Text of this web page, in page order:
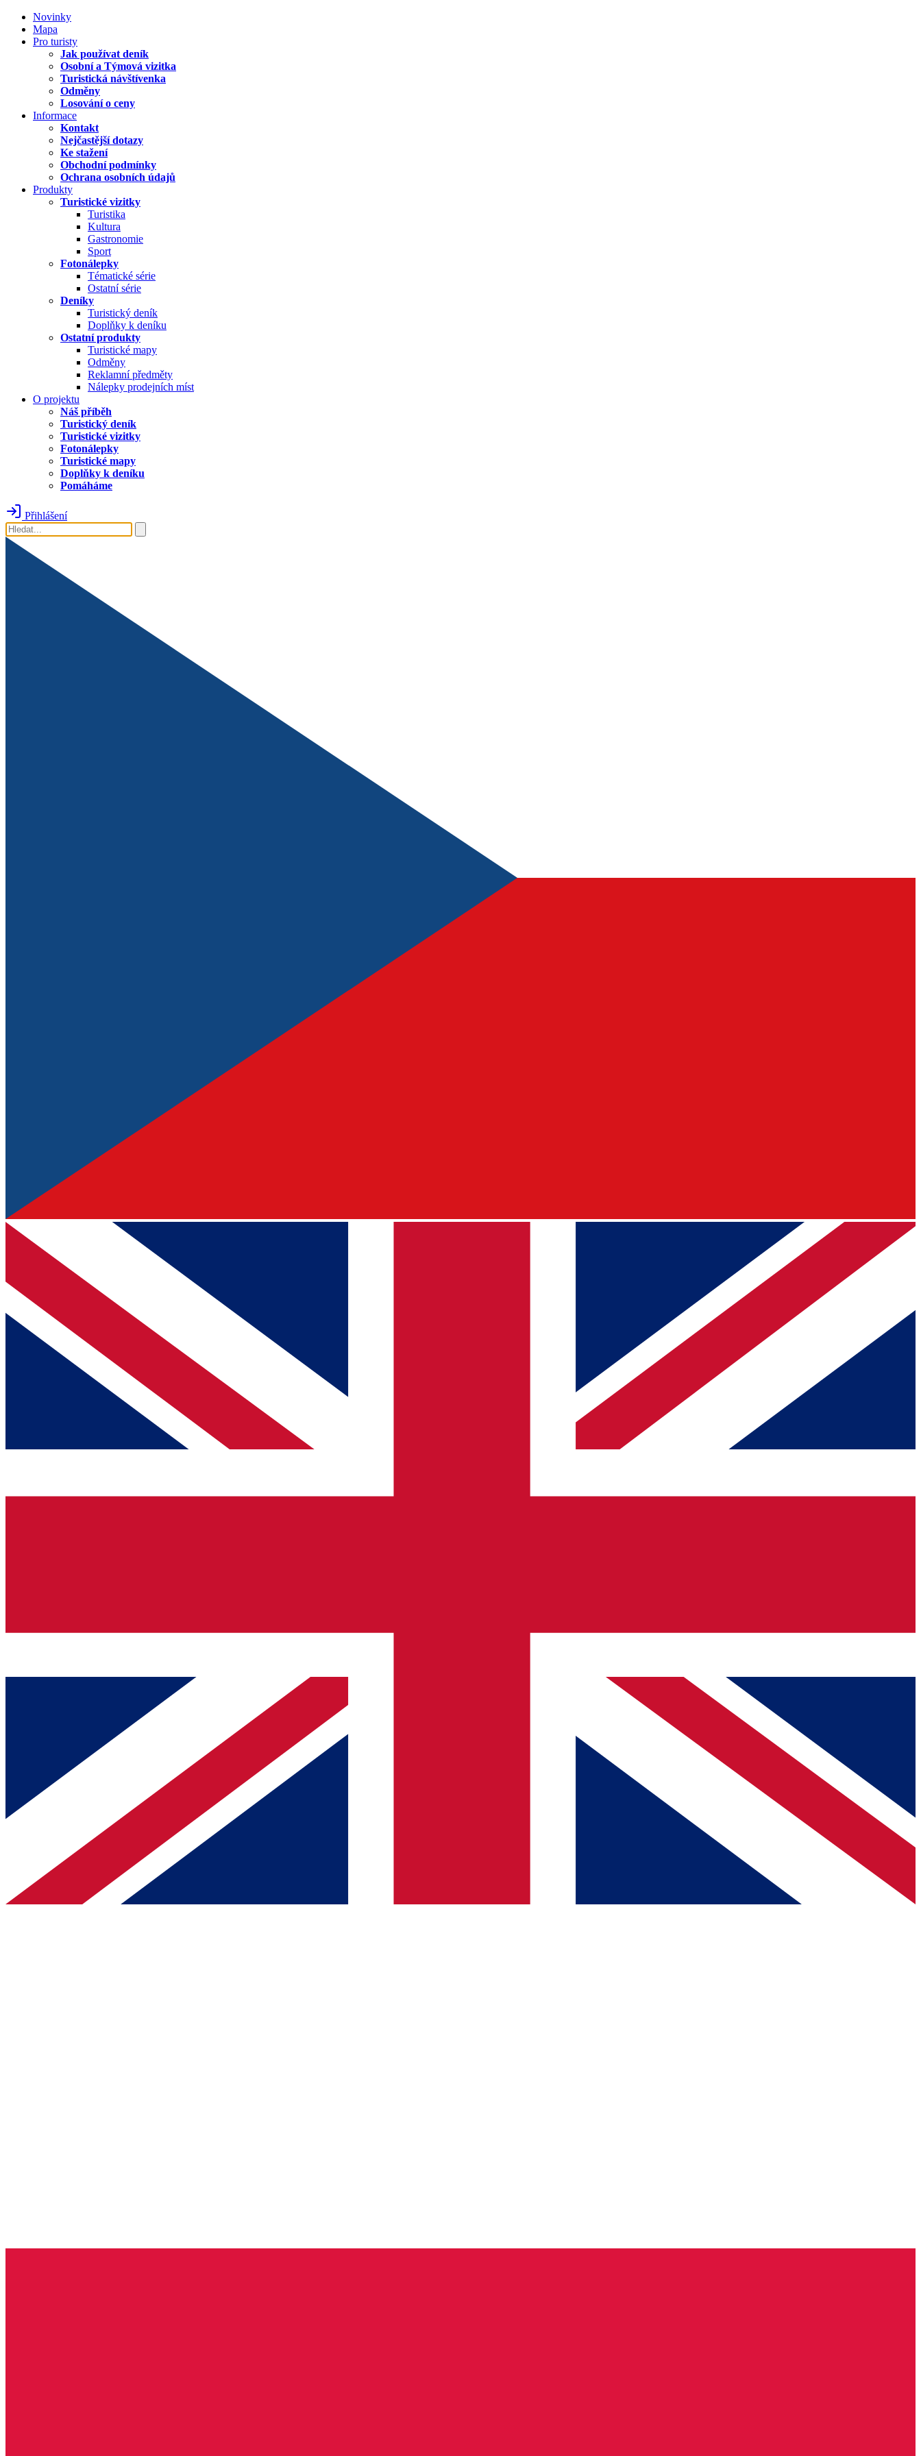
Novinky
Mapa
Pro turisty
Jak používat deník
Osobní a Týmová vizitka
Turistická návštívenka
Odměny
Losování o ceny
Informace
Kontakt
Nejčastější dotazy
Ke stažení
Obchodní podmínky
Ochrana osobních údajů
Produkty
Turistické vizitky
Turistika
Kultura
Gastronomie
Sport
Fotonálepky
Tématické série
Ostatní série
Deníky
Turistický deník
Doplňky k deníku
Ostatní produkty
Turistické mapy
Odměny
Reklamní předměty
Nálepky prodejních míst
O projektu
Náš příběh
Turistický deník
Turistické vizitky
Fotonálepky
Turistické mapy
Doplňky k deníku
Pomáháme
Přihlášení